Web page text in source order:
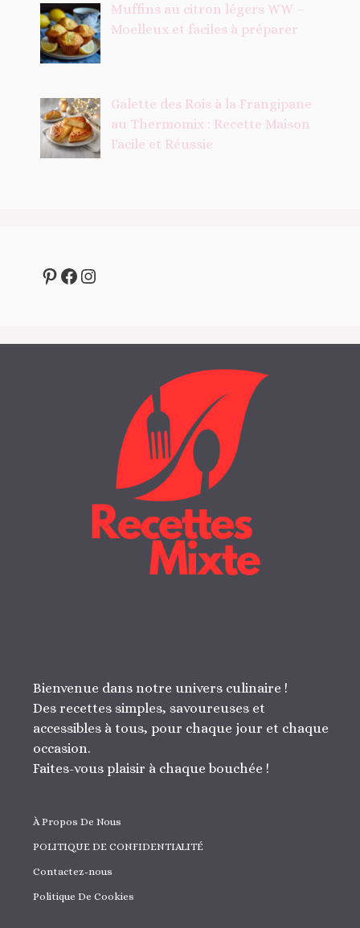
Muffins au citron légers WW –
Moelleux et faciles à préparer
Galette des Rois à la Frangipane
au Thermomix : Recette Maison
Facile et Réussie
Pinterest
Facebook
Instagram
Bienvenue dans notre univers culinaire !
Des recettes simples, savoureuses et
accessibles à tous, pour chaque jour et chaque
occasion.
Faites-vous plaisir à chaque bouchée !
À Propos De Nous
POLITIQUE DE CONFIDENTIALITÉ
Contactez-nous
Politique De Cookies